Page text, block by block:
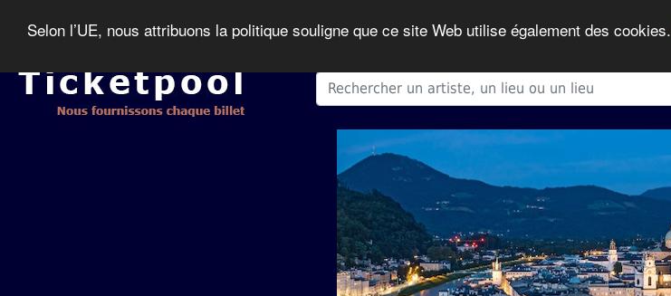
Selon l’UE, nous attribuons la politique souligne que ce site Web utilise également des cookies.